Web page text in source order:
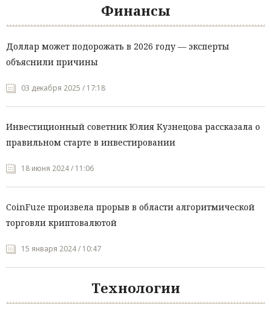
Финансы
Доллар может подорожать в 2026 году — эксперты
объяснили причины
03 декабря 2025 / 17:18
Инвестиционный советник Юлия Кузнецова рассказала о
правильном старте в инвестировании
18 июня 2024 / 11:06
CoinFuze произвела прорыв в области алгоритмической
торговли криптовалютой
15 января 2024 / 10:47
Технологии